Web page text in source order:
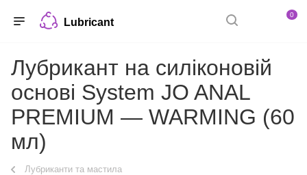
Lubricant
0
Лубрикант на силіконовій
основі System JO ANAL
PREMIUM — WARMING (60
мл)
Лубриканти та мастила